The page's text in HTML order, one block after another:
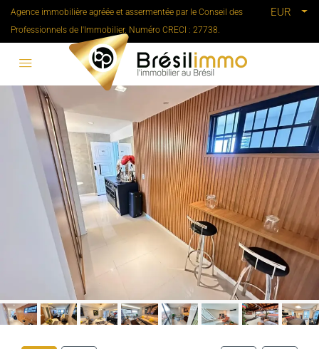
Agence immobilière agréée et assermentée par le Conseil des
Professionnels de l'Immobilier. Numéro CRECI : 27738.
EUR